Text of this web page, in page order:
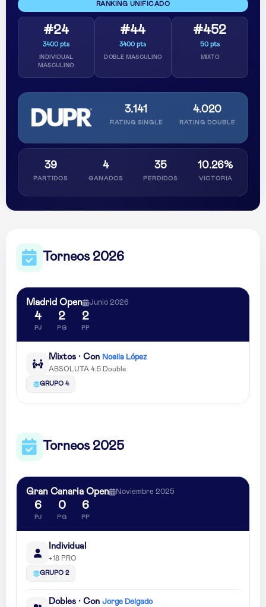
RANKING UNIFICADO
#24
3400 pts
INDIVIDUAL
MASCULINO
#44
3400 pts
DOBLE MASCULINO
#452
50 pts
MIXTO
3.141
RATING SINGLE
4.020
RATING DOUBLE
39
PARTIDOS
4
GANADOS
35
PERDIDOS
10.26%
VICTORIA
Torneos 2026
Madrid Open Junio 2026
4
PJ
2
PG
2
PP
Mixtos · Con Noelia López
ABSOLUTA 4.5 Double
GRUPO 4
Torneos 2025
Gran Canaria Open Noviembre 2025
6
PJ
0
PG
6
PP
Individual
+18 PRO
GRUPO 2
Dobles · Con Jorge Delgado